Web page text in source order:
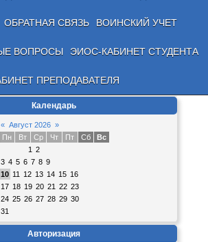
ОБРАТНАЯ СВЯЗЬ ВОИНСКИЙ УЧЕТ
ВОПРОСЫ ЭИОС-КАБИНЕТ СТУДЕНТА
ПРЕПОДАВАТЕЛЯ
Календарь
« Август 2026 »
Пн
Вт Ср Чт Пт Сб
Вс
1 2
3 4 5 6 7 8 9
10 11 12 13 14 15 16
17 18 19 20 21 22 23
24 25 26 27 28 29 30
31
Авторизация